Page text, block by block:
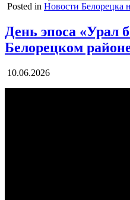
Posted in Новости Белорецка
День эпоса «Урал
Белорецком
10.06.2026